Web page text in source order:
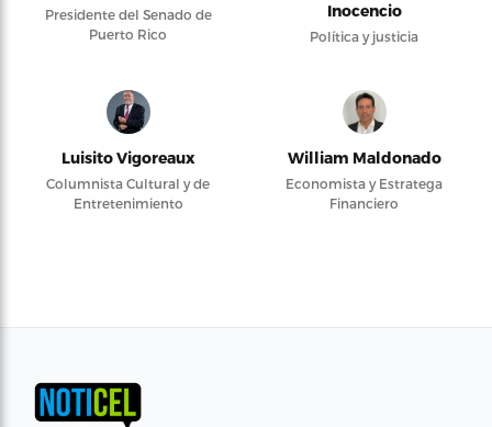
Presidente del Senado de
Puerto Rico
Inocencio
Política y justicia
Luisito Vigoreaux
Columnista Cultural y de
Entretenimiento
William Maldonado
Economista y Estratega
Financiero